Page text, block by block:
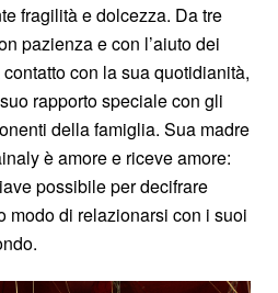
fragilità e dolcezza. Da tre
pazienza e con l’aiuto dei
con la sua quotidianità,
rapporto speciale con gli
della famiglia. Sua madre
è amore e riceve amore:
possibile per decifrare
modo di relazionarsi con i suoi